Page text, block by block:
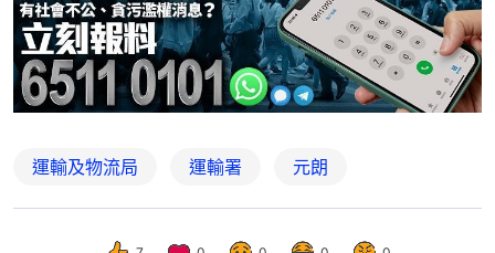
運輸及物流局 運輸署 元朗